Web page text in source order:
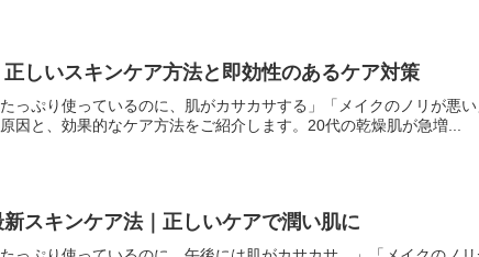
正しいスキンケア方法と即効性のあるケア対策
っぷり使っているのに、肌がカサカサする」「メイクのノリが悪
因と、効果的なケア方法をご紹介します。20代の乾燥肌が急増...
スキンケア法｜正しいケアで潤い肌に